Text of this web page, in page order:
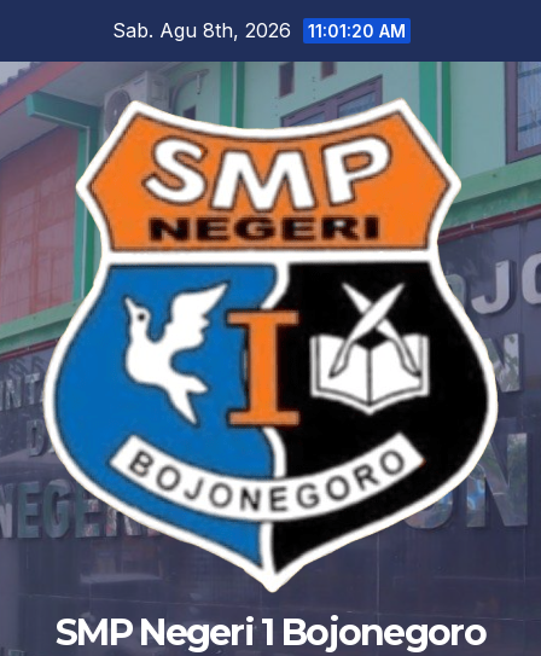
content
Sab. Agu 8th, 2026 11:01:21 AM
SMP Negeri 1 Bojonegoro